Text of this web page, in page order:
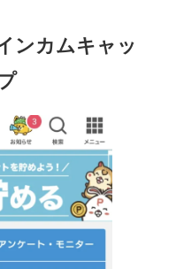
ンカムキャッ